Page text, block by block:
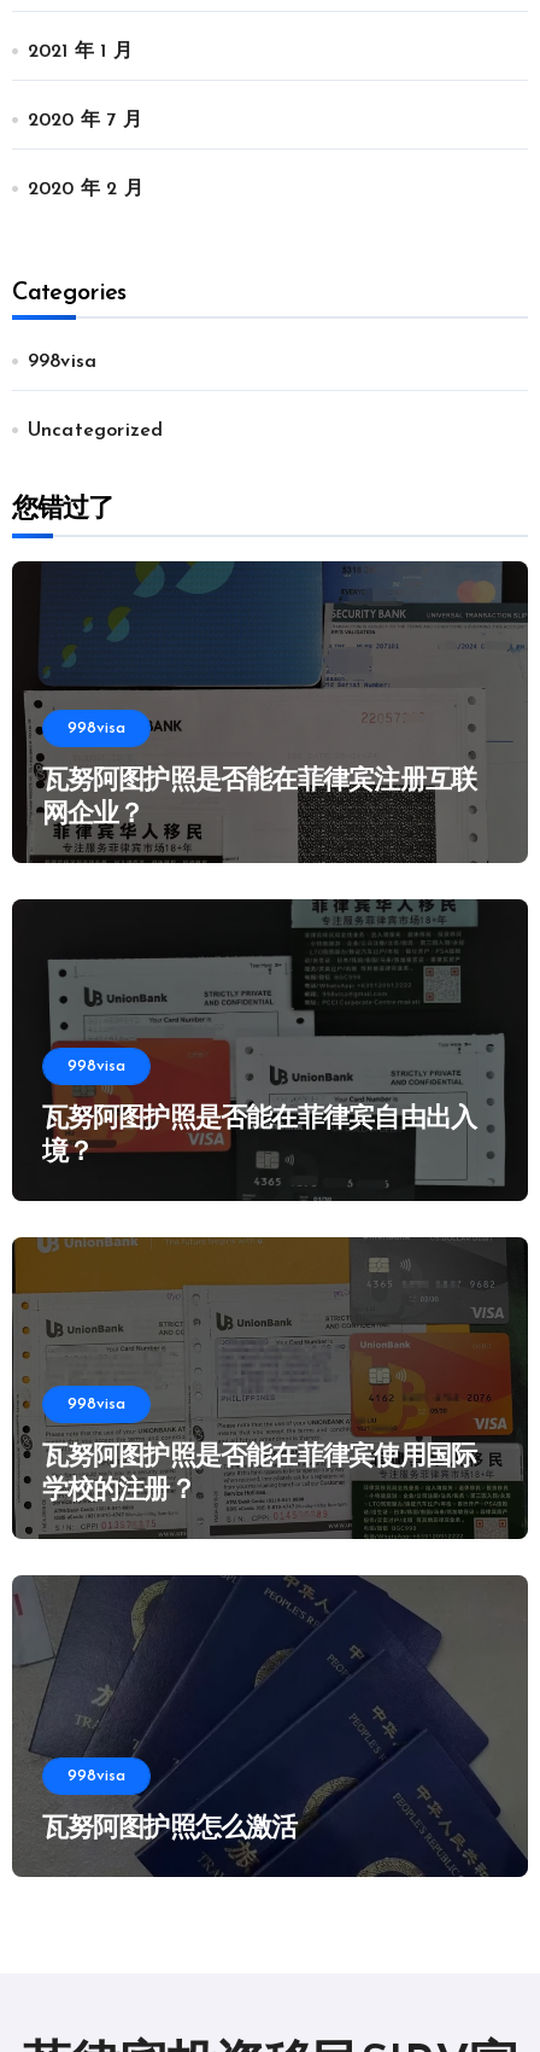
2021 年 1 月
2020 年 7 月
2020 年 2 月
Categories
998visa
Uncategorized
您错过了
998visa
瓦努阿图护照是否能在菲律宾注册互联
网企业？
998visa
瓦努阿图护照是否能在菲律宾自由出入
境？
998visa
瓦努阿图护照是否能在菲律宾使用国际
学校的注册？
998visa
瓦努阿图护照怎么激活